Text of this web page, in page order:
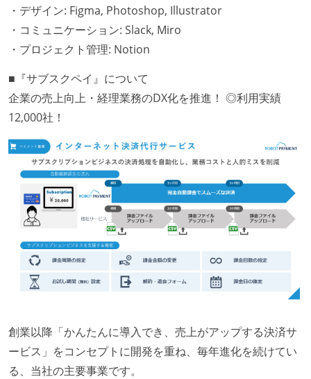
・デザイン: Figma, Photoshop, Illustrator
・コミュニケーション: Slack, Miro
・プロジェクト管理: Notion
■『サブスクペイ』について
企業の売上向上・経理業務のDX化を推進！ ◎利用実績
12,000社！
創業以降「かんたんに導入でき、売上がアップする決済サ
ービス」をコンセプトに開発を重ね、毎年進化を続けてい
る、当社の主要事業です。